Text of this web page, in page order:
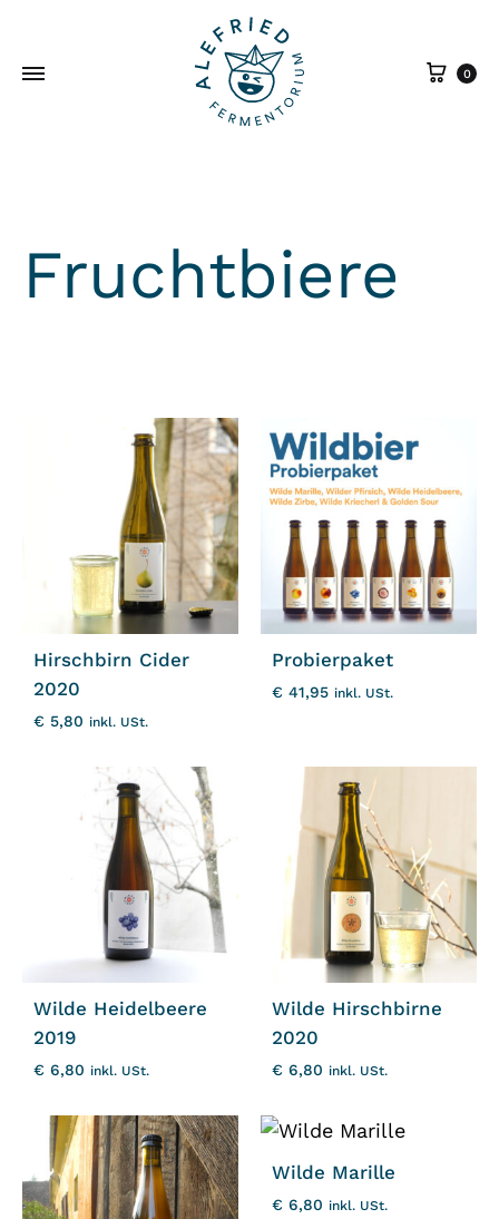
0
Fruchtbiere
Hirschbirn Cider
2020
€ 5,80 inkl. USt.
Probierpaket
€ 41,95 inkl. USt.
Wilde Heidelbeere
2019
€ 6,80 inkl. USt.
Wilde Hirschbirne
2020
€ 6,80 inkl. USt.
Wilde Marille
€ 6,80 inkl. USt.